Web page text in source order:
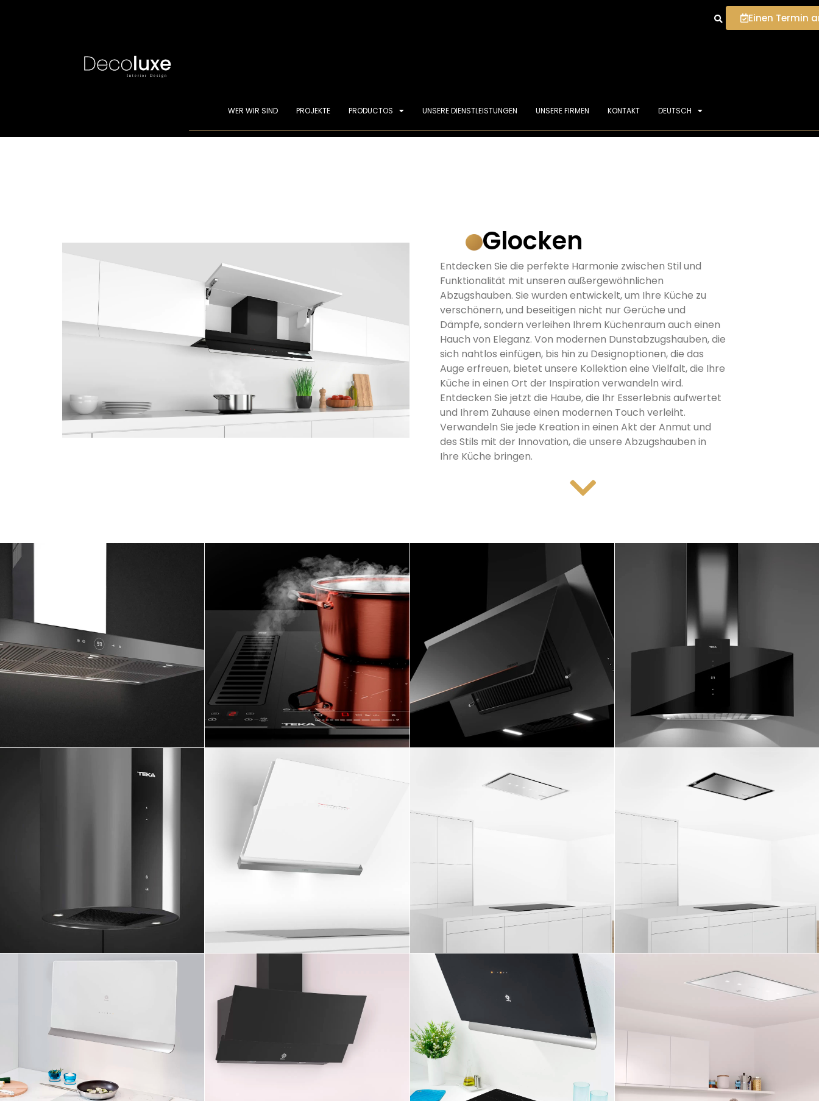
Einen Termin
WER WIR SIND PROJEKTE PRODUCTOS UNSERE DIENSTLEISTUNGEN UNSERE FIRMEN KONTAKT DEUTSCH
Glocken
Entdecken Sie die perfekte Harmonie zwischen Stil und
Funktionalität mit unseren außergewöhnlichen
Abzugshauben. Sie wurden entwickelt, um Ihre Küche zu
verschönern, und beseitigen nicht nur Gerüche und
Dämpfe, sondern verleihen Ihrem Küchenraum auch einen
Hauch von Eleganz. Von modernen Dunstabzugshauben, die
sich nahtlos einfügen, bis hin zu Designoptionen, die das
Auge erfreuen, bietet unsere Kollektion eine Vielfalt, die Ihre
Küche in einen Ort der Inspiration verwandeln wird.
Entdecken Sie jetzt die Haube, die Ihr Esserlebnis aufwertet
und Ihrem Zuhause einen modernen Touch verleiht.
Verwandeln Sie jede Kreation in einen Akt der Anmut und
des Stils mit der Innovation, die unsere Abzugshauben in
Ihre Küche bringen.